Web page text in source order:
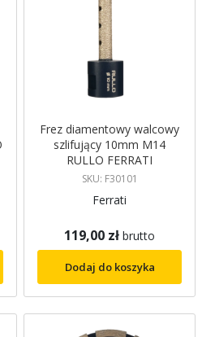
Frez diamentowy walcowy
szlifujący 10mm M14
RULLO FERRATI
SKU: F30101
Ferrati
119,00 zł brutto
Dodaj do koszyka